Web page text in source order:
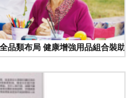
品類布局 健康增強用品組合裝助